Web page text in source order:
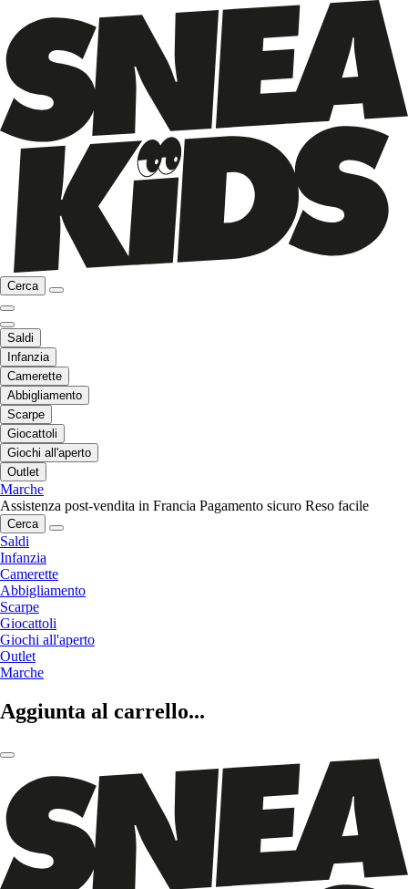
Cerca
Saldi
Infanzia
Camerette
Abbigliamento
Scarpe
Giocattoli
Giochi all'aperto
Outlet
Marche
Assistenza post-vendita in Francia Pagamento sicuro Reso facile
Cerca
Saldi
Infanzia
Camerette
Abbigliamento
Scarpe
Giocattoli
Giochi all'aperto
Outlet
Marche
Aggiunta al carrello...